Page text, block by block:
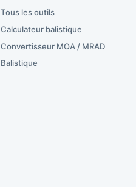
Tous les outils
Calculateur balistique
Convertisseur MOA / MRAD
Balistique